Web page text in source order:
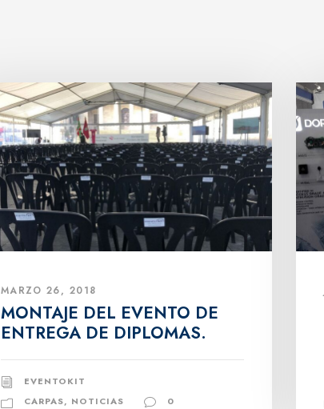
MARZO 26, 2018
MONTAJE DEL EVENTO DE
ENTREGA DE DIPLOMAS.
EVENTOKIT
CARPAS, NOTICIAS 0